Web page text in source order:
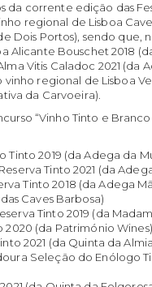
corrente edição das
regional de Lisboa
Dois Portos), sendo que,
Alicante Bouschet 2018
Vitis Caladoc 2021 (da
regional de Lisboa
da Carvoeira).
“Vinho Tinto e
2019 (da Adega da
Tinto 2021 (da
Tinto 2018 (da Adega
Caves Barbosa)
Tinto 2019 (da
(da Património Wines)
2021 (da Quinta da
Seleção do Enólogo